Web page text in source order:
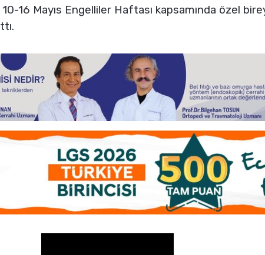
16 Mayıs Engelliler Haftası kapsamında özel